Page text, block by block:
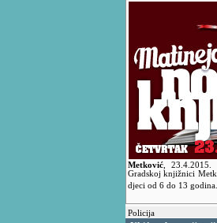
Metković
23.4.2015.
Gradskoj knjižnici
djeci od 6 do 13
Policija